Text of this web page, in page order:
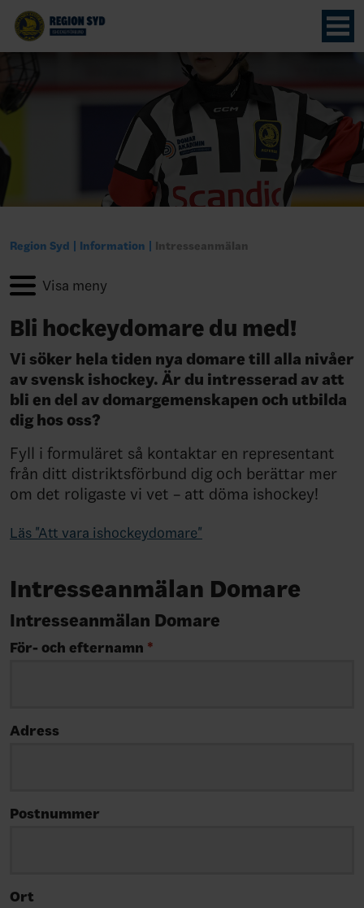
Region Syd Information Intresseanmälan
Bli hockeydomare du med!
Vi söker hela tiden nya domare till alla nivåer
av svensk ishockey. Är du intresserad av att
bli en del av domargemenskapen och utbilda
dig hos oss?
Fyll i formuläret så kontaktar en representant
från ditt distriktsförbund dig och berättar mer
om det roligaste vi vet – att döma ishockey!
Läs "Att vara ishockeydomare"
Intresseanmälan Domare
Intresseanmälan Domare
För- och efternamn *
Adress
Postnummer
Ort